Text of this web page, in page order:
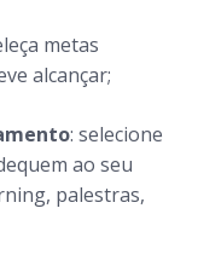
metas
alcançar;
: selecione
ao seu
palestras,